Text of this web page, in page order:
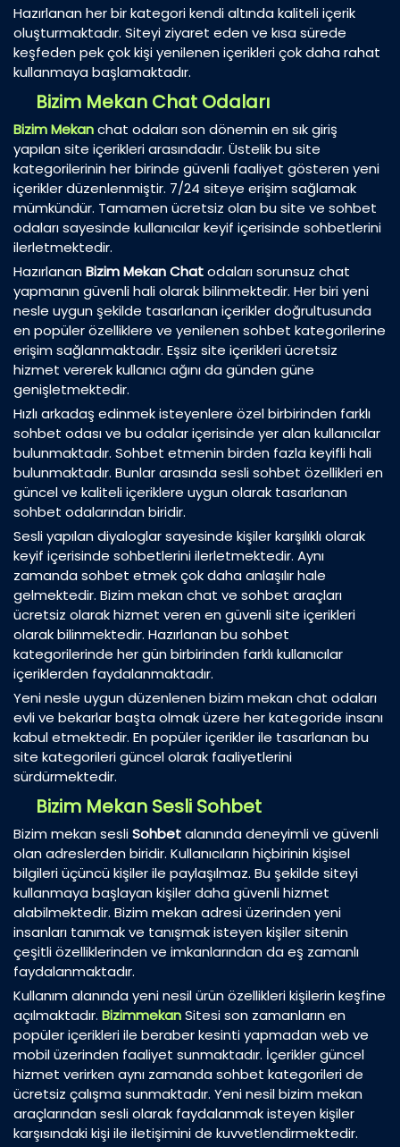
Hazırlanan her bir kategori kendi altında kaliteli içerik
oluşturmaktadır. Siteyi ziyaret eden ve kısa sürede
keşfeden pek çok kişi yenilenen içerikleri çok daha rahat
kullanmaya başlamaktadır.
Bizim Mekan Chat Odaları
Bizim Mekanchat odaları son dönemin en sık giriş
yapılan site içerikleri arasındadır. Üstelik bu site
kategorilerinin her birinde güvenli faaliyet gösteren yeni
içerikler düzenlenmiştir. 7/24 siteye erişim sağlamak
mümkündür. Tamamen ücretsiz olan bu site ve sohbet
odaları sayesinde kullanıcılar keyif içerisinde sohbetlerini
ilerletmektedir.
HazırlananBizim Mekan Chatodaları sorunsuz chat
yapmanın güvenli hali olarak bilinmektedir. Her biri yeni
nesle uygun şekilde tasarlanan içerikler doğrultusunda
en popüler özelliklere ve yenilenen sohbet kategorilerine
erişim sağlanmaktadır. Eşsiz site içerikleri ücretsiz
hizmet vererek kullanıcı ağını da günden güne
genişletmektedir.
Hızlı arkadaş edinmek isteyenlere özel birbirinden farklı
sohbet odası ve bu odalar içerisinde yer alan kullanıcılar
bulunmaktadır. Sohbet etmenin birden fazla keyifli hali
bulunmaktadır. Bunlar arasında sesli sohbet özellikleri en
güncel ve kaliteli içeriklere uygun olarak tasarlanan
sohbet odalarından biridir.
Sesli yapılan diyaloglar sayesinde kişiler karşılıklı olarak
keyif içerisinde sohbetlerini ilerletmektedir. Aynı
zamanda sohbet etmek çok daha anlaşılır hale
gelmektedir. Bizim mekan chat ve sohbet araçları
ücretsiz olarak hizmet veren en güvenli site içerikleri
olarak bilinmektedir. Hazırlanan bu sohbet
kategorilerinde her gün birbirinden farklı kullanıcılar
içeriklerden faydalanmaktadır.
Yeni nesle uygun düzenlenen bizim mekan chat odaları
evli ve bekarlar başta olmak üzere her kategoride insanı
kabul etmektedir. En popüler içerikler ile tasarlanan bu
site kategorileri güncel olarak faaliyetlerini
sürdürmektedir.
Bizim Mekan Sesli Sohbet
Bizim mekan sesliSohbetalanında deneyimli ve güvenli
olan adreslerden biridir. Kullanıcıların hiçbirinin kişisel
bilgileri üçüncü kişiler ile paylaşılmaz. Bu şekilde siteyi
kullanmaya başlayan kişiler daha güvenli hizmet
alabilmektedir. Bizim mekan adresi üzerinden yeni
insanları tanımak ve tanışmak isteyen kişiler sitenin
çeşitli özelliklerinden ve imkanlarından da eş zamanlı
faydalanmaktadır.
Kullanım alanında yeni nesil ürün özellikleri kişilerin keşfine
açılmaktadır. BizimmekanSitesi son zamanların en
popüler içerikleri ile beraber kesinti yapmadan web ve
mobil üzerinden faaliyet sunmaktadır. İçerikler güncel
hizmet verirken aynı zamanda sohbet kategorileri de
ücretsiz çalışma sunmaktadır. Yeni nesil bizim mekan
araçlarından sesli olarak faydalanmak isteyen kişiler
karşısındaki kişi ile iletişimini de kuvvetlendirmektedir.